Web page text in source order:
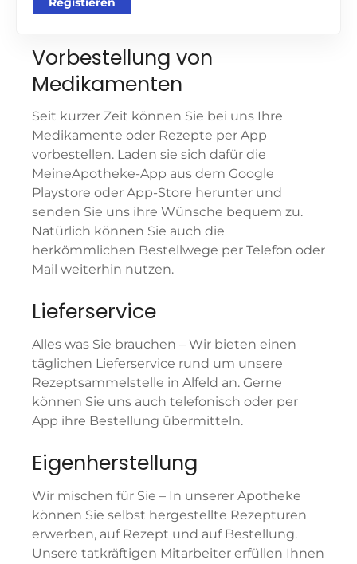
Vorbestellung von
Medikamenten
Seit kurzer Zeit können Sie bei uns Ihre
Medikamente oder Rezepte per App
vorbestellen. Laden sie sich dafür die
MeineApotheke-App aus dem Google
Playstore oder App-Store herunter und
senden Sie uns ihre Wünsche bequem zu.
Natürlich können Sie auch die
herkömmlichen Bestellwege per Telefon oder
Mail weiterhin nutzen.
Lieferservice
Alles was Sie brauchen – Wir bieten einen
täglichen Lieferservice rund um unsere
Rezeptsammelstelle in Alfeld an. Gerne
können Sie uns auch telefonisch oder per
App ihre Bestellung übermitteln.
Eigenherstellung
Wir mischen für Sie – In unserer Apotheke
können Sie selbst hergestellte Rezepturen
erwerben, auf Rezept und auf Bestellung.
Unsere tatkräftigen Mitarbeiter erfüllen Ihnen